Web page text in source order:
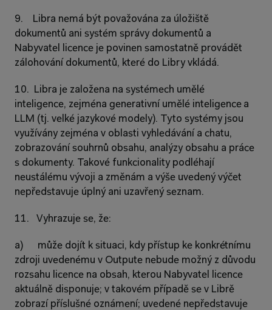
9.    Libra nemá být považována za úložiště
dokumentů ani systém správy dokumentů a
Nabyvatel licence je povinen samostatně provádět
zálohování dokumentů, které do Libry vkládá.
10.  Libra je založena na systémech umělé
inteligence, zejména generativní umělé inteligence a
LLM (tj. velké jazykové modely). Tyto systémy jsou
využívány zejména v oblasti vyhledávání a chatu,
zobrazování souhrnů obsahu, analýzy obsahu a práce
s dokumenty. Takové funkcionality podléhají
neustálému vývoji a změnám a výše uvedený výčet
nepředstavuje úplný ani uzavřený seznam.
11.   Vyhrazuje se, že:
a)      může dojít k situaci, kdy přístup ke konkrétnímu
zdroji uvedenému v Outpute nebude možný z důvodu
rozsahu licence na obsah, kterou Nabyvatel licence
aktuálně disponuje; v takovém případě se v Librě
zobrazí příslušné oznámení; uvedené nepředstavuje